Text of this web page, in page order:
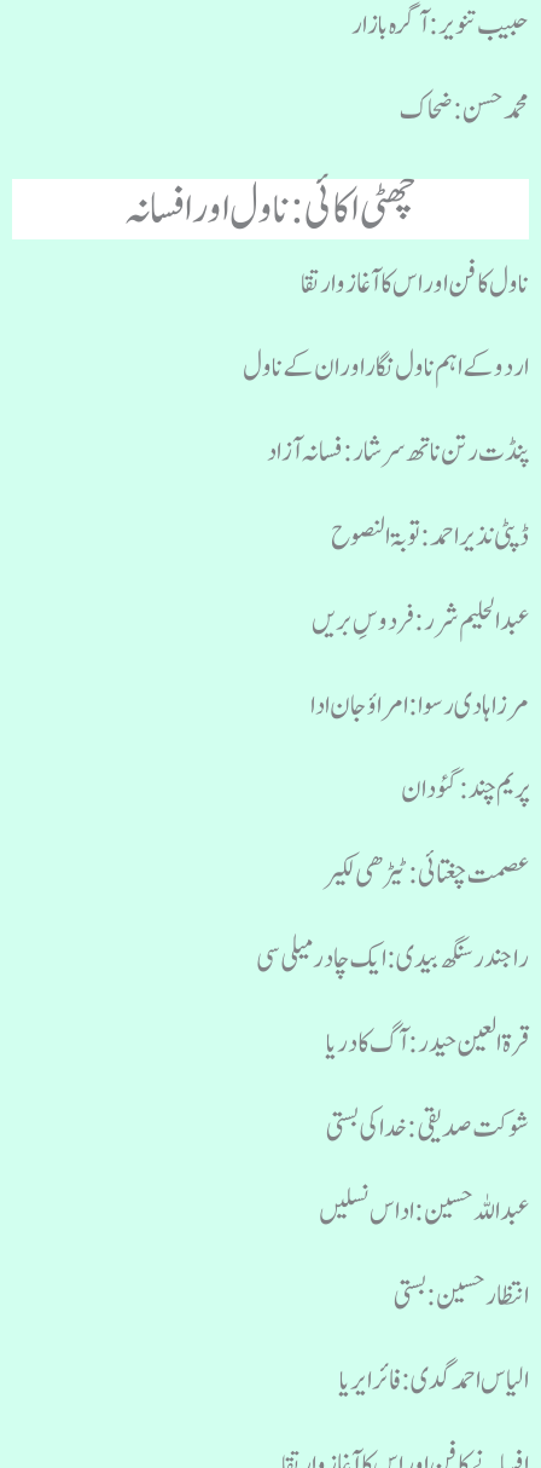
حبیب تنویر : آگرہ بازار
محمد حسن : ضحاک
چھٹی اکائی : ناول اور افسانہ
ناول کا فن اور اس کا آغاز و ارتقا
اردو کے اہم ناول نگار اور ان کے ناول
پنڈت رتن ناتھ سرشار : فسانہ آزاد
ڈپٹی نذیر احمد : توبۃ النصوح
عبد الحلیم شرر : فردوسِ بریں
مرزا ہادی رسوا : امراؤ جان ادا
پریم چند : گئودان
عصمت چغتائی : ٹیڑھی لکیر
راجندر سنگھ بیدی : ایک چادر میلی سی
قرۃ العین حیدر : آگ کا دریا
شوکت صدیقی : خدا کی بستی
عبد اللہ حسین : اداس نسلیں
انتظار حسین : بستی
الیاس احمد گدی : فائر ایریا